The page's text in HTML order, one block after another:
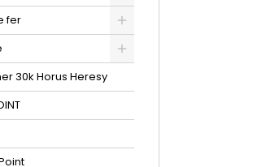
fer
30k Horus Heresy